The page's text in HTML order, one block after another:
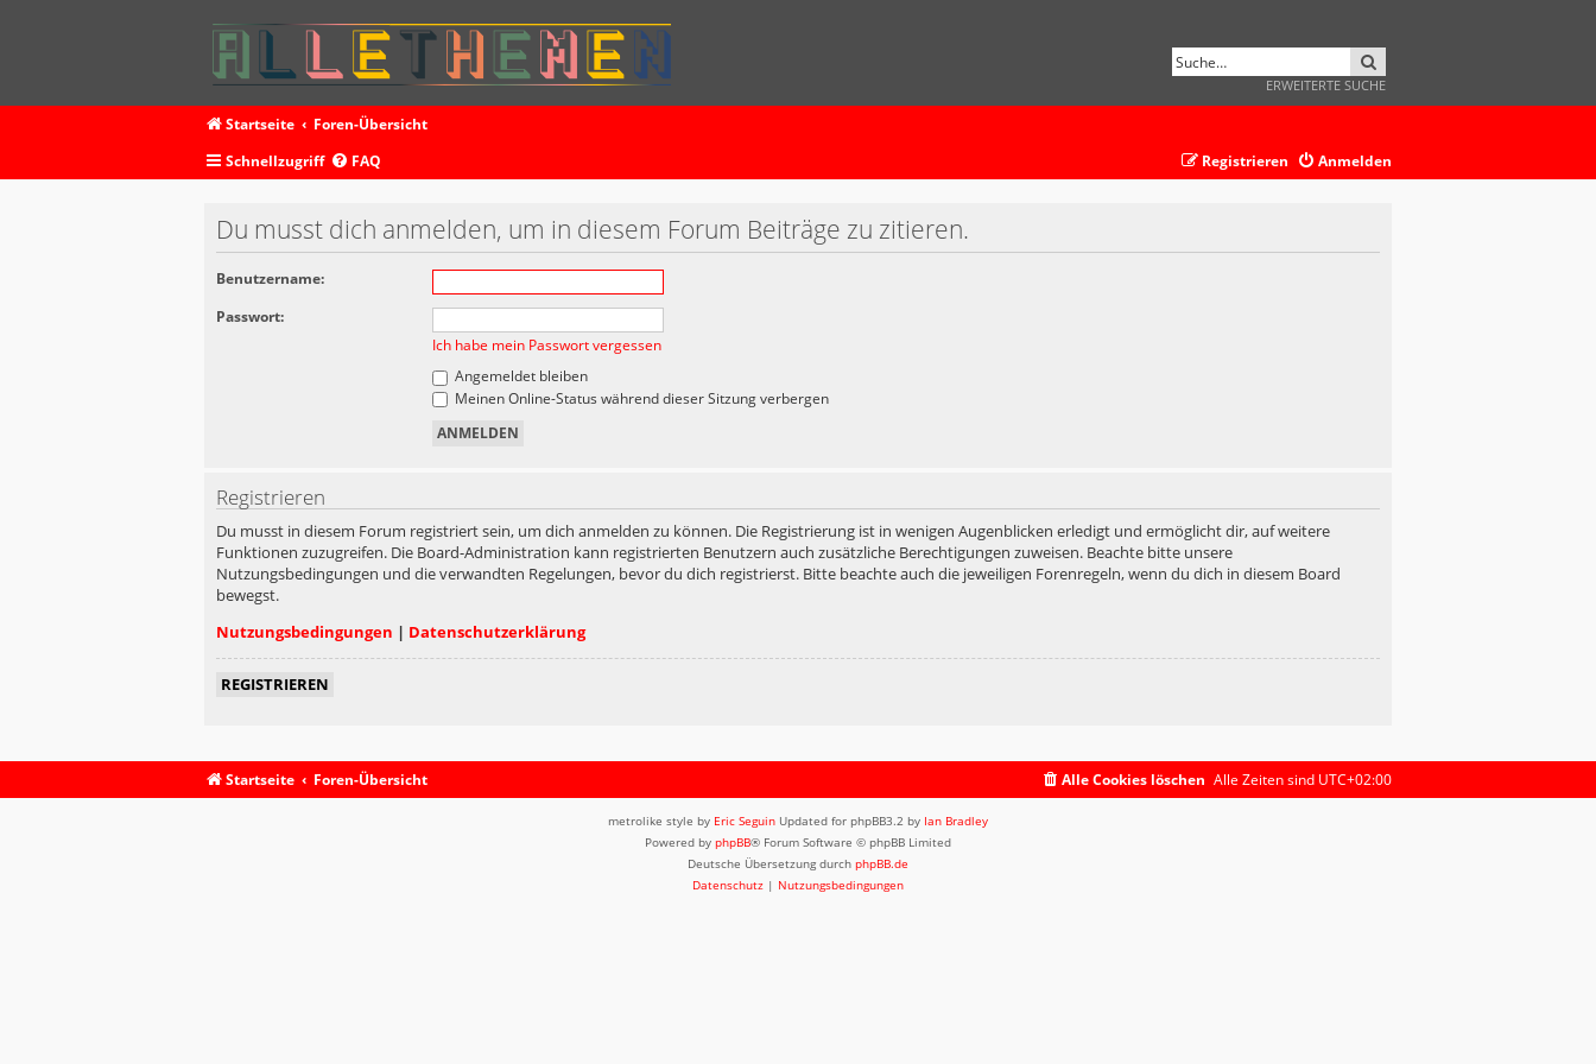
ERWEITERTE SUCHE
Startseite
Foren-Übersicht
Schnellzugriff
FAQ Anmelden
Registrieren
Du musst dich anmelden, um in diesem Forum Beiträge zu zitieren.
Benutzername:
Passwort:
Ich habe mein Passwort vergessen
Angemeldet bleiben
Meinen Online-Status während dieser Sitzung verbergen
Registrieren
Du musst in diesem Forum registriert sein, um dich anmelden zu können. Die Registrierung ist in wenigen Augenblicken erledigt und ermöglicht dir, auf weitere
Funktionen zuzugreifen. Die Board-Administration kann registrierten Benutzern auch zusätzliche Berechtigungen zuweisen. Beachte bitte unsere
Nutzungsbedingungen und die verwandten Regelungen, bevor du dich registrierst. Bitte beachte auch die jeweiligen Forenregeln, wenn du dich in diesem Board
bewegst.
Nutzungsbedingungen | Datenschutzerklärung
REGISTRIEREN
Startseite Foren-Übersicht Alle Zeiten sind UTC+02:00
Alle Cookies löschen
metrolike style by Eric Seguin Updated for phpBB3.2 by Ian Bradley
Powered by phpBB® Forum Software © phpBB Limited
Deutsche Übersetzung durch phpBB.de
Datenschutz | Nutzungsbedingungen